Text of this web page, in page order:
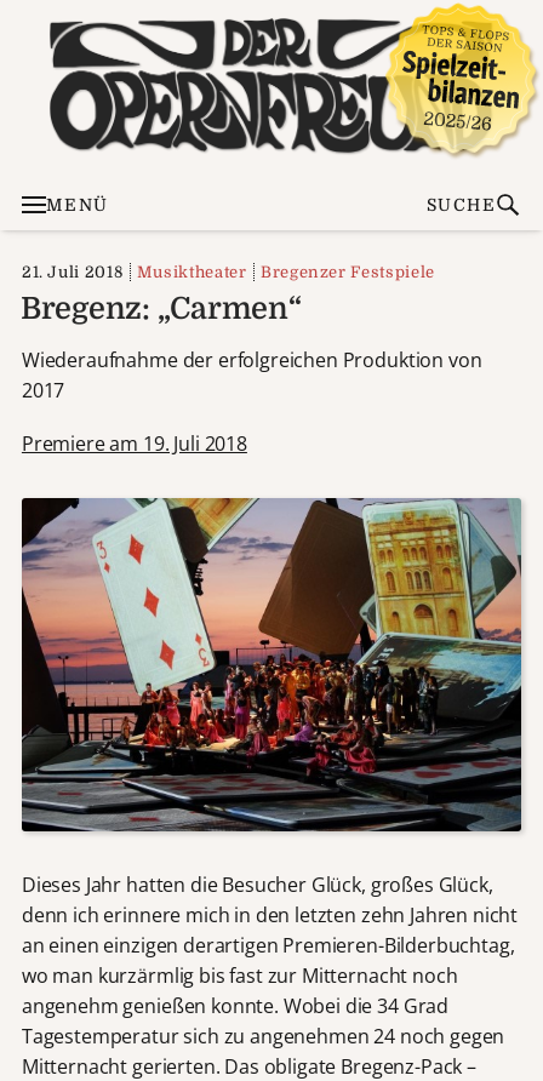
MENÜ SUCHE
21. Juli 2018 Musiktheater Bregenzer Festspiele
Bregenz: „Carmen“
Wiederaufnahme der erfolgreichen Produktion von
2017
Premiere am 19. Juli 2018
Dieses Jahr hatten die Besucher Glück, großes Glück,
denn ich erinnere mich in den letzten zehn Jahren nicht
an einen einzigen derartigen Premieren-Bilderbuchtag,
wo man kurzärmlig bis fast zur Mitternacht noch
angenehm genießen konnte. Wobei die 34 Grad
Tagestemperatur sich zu angenehmen 24 noch gegen
Mitternacht gerierten. Das obligate Bregenz-Pack –